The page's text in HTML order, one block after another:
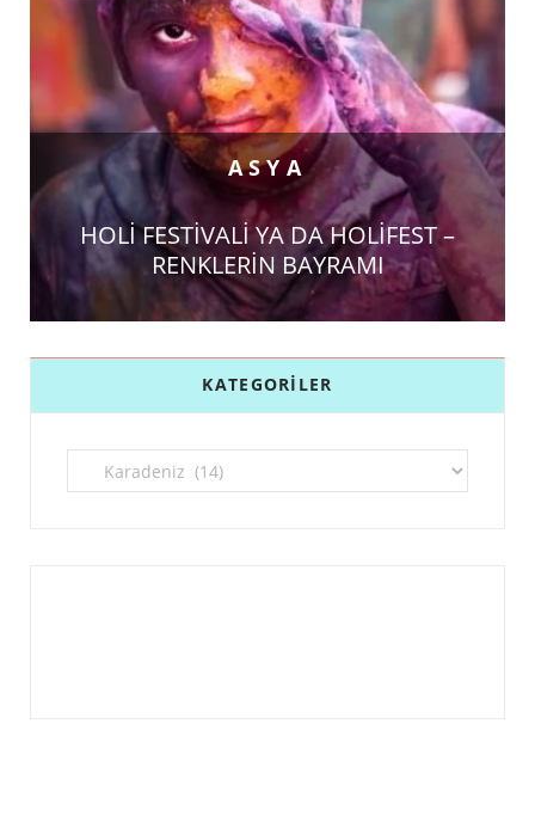
ASYA
HOLİ FESTİVALİ YA DA HOLİFEST –
RENKLERİN BAYRAMI
KATEGORILER
Kategoriler